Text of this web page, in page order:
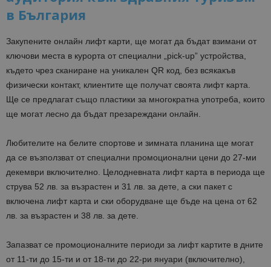
в България
Закупените онлайн лифт карти, ще могат да бъдат взимани от
ключови места в курорта от специални „pick-up” устройства,
където чрез сканиране на уникален QR код, без всякакъв
физически контакт, клиентите ще получат своята лифт карта.
Ще се предлагат също пластики за многократна употреба, които
ще могат лесно да бъдат презареждани онлайн.
Любителите на белите спортове и зимната планина ще могат
да се възползват от специални промоционални цени до 27-ми
декември включително. Целодневната лифт карта в периода ще
струва 52 лв. за възрастен и 31 лв. за дете, а ски пакет с
включена лифт карта и ски оборудване ще бъде на цена от 62
лв. за възрастен и 38 лв. за дете.
Запазват се промоционалните периоди за лифт картите в дните
от 11-ти до 15-ти и от 18-ти до 22-ри януари (включително),